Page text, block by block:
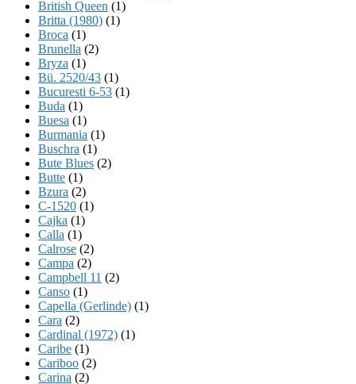
British Queen (1)
Britta (1980) (1)
Broca (1)
Brunella (2)
Bryza (1)
Bü. 2520/43 (1)
Bucuresti 6-53 (1)
Buda (1)
Buesa (1)
Burmania (1)
Buschra (1)
Bute Blues (2)
Butte (1)
Bzura (2)
C-1520 (1)
Cajka (1)
Calla (1)
Calrose (2)
Campa (2)
Campbell 11 (2)
Canso (1)
Capella (Gerlinde) (1)
Cara (2)
Cardinal (1972) (1)
Caribe (1)
Cariboo (2)
Carina (2)